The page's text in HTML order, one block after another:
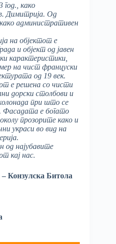
год., како
Димитрија. Од
административен
на објектот е
и објект од јавен
карактеристики,
на чист француски
од 19 век.
е решена со чисти
дорски столбови и
при што се
Фасадата е богато
прозорите како и
украси во вид на
од најубавите
кај нас.
Конзулска Битола